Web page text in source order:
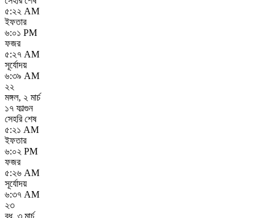
৫:২২ AM
ইফতার
৬:০১ PM
ফজর
৫:২৭ AM
সূর্যোদয়
৬:৩৯ AM
২২
মঙ্গল, ২ মার্চ
১৭ ফাল্গুন
সেহরি শেষ
৫:২১ AM
ইফতার
৬:০২ PM
ফজর
৫:২৬ AM
সূর্যোদয়
৬:৩৭ AM
২৩
বুধ, ৩ মার্চ